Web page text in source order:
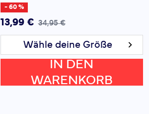
- 60 %
13,99 € 34,95 €
Wähle deine Größe
IN DEN
WARENKORB